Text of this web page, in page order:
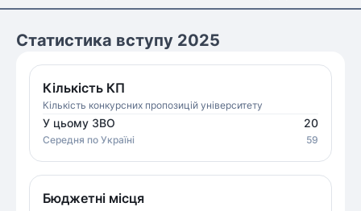
Статистика вступу 2025
Кількість КП
Кількість конкурсних пропозицій університету
У цьому ЗВО 20
Середня по Україні 59
Бюджетні місця